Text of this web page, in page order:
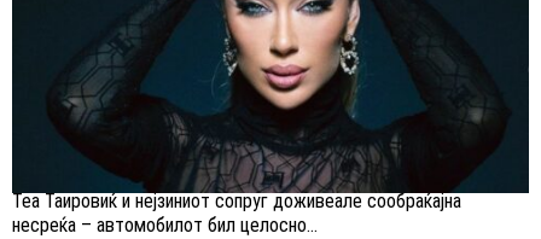
Теа Таировиќ и нејзиниот сопруг доживеале сообраќајна
несреќа – автомобилот бил целосно...